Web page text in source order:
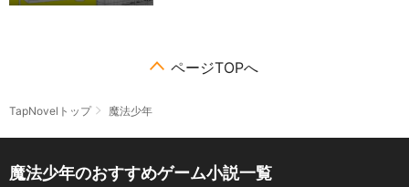
ページTOPへ
TapNovelトップ 魔法少年
魔法少年のおすすめゲーム小説一覧